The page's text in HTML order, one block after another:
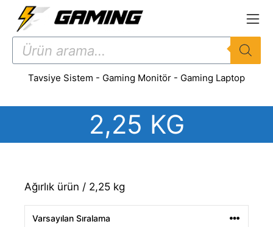
İçeriğe
Products
search
Tavsiye Sistem - Gaming Monitör - Gaming Laptop
2,25 KG
Ağırlık ürün / 2,25 kg